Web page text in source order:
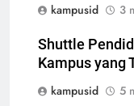
kampusid
3
Shuttle
Kampus yang
kampusid
5